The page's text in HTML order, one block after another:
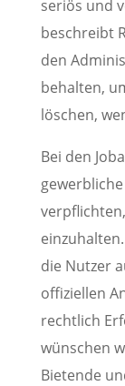
seriös und
beschreibt
den
behalten,
löschen,
Bei den
die Nutzer
offiziellen
rechtlich
wünschen
Bietende